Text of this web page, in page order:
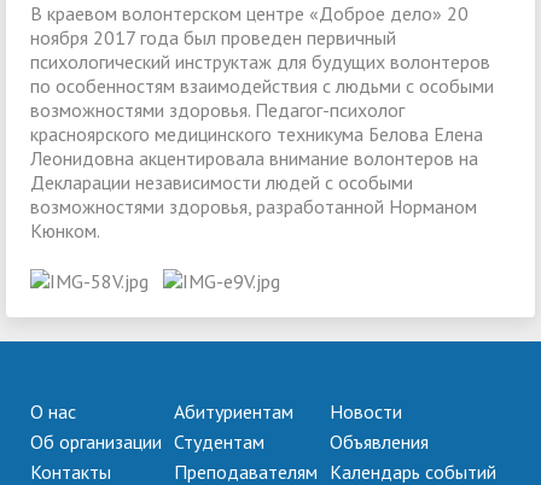
В краевом волонтерском центре «Доброе дело» 20
ноября 2017 года был проведен первичный
психологический инструктаж для будущих волонтеров
по особенностям взаимодействия с людьми с особыми
возможностями здоровья. Педагог-психолог
красноярского медицинского техникума Белова Елена
Леонидовна акцентировала внимание волонтеров на
Декларации независимости людей с особыми
возможностями здоровья, разработанной Норманом
Кюнком.
О нас
Об организации
Контакты
Абитуриентам
Студентам
Преподавателям
Новости
Объявления
Календарь событий